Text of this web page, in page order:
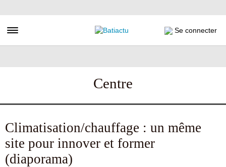
au
principal
Toggle navigation Se connecter
Centre
Climatisation/chauffage : un même
site pour innover et former
(diaporama)